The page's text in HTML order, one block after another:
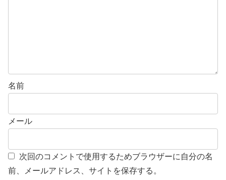
名前
メール
次回のコメントで使用するためブラウザーに自分の名
前、メールアドレス、サイトを保存する。